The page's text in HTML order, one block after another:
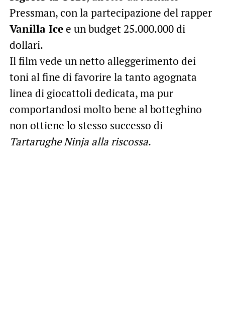
Pressman, con la partecipazione del rapper
Vanilla Icee un budget 25.000.000 di
dollari.
Il film vede un netto alleggerimento dei
toni al fine di favorire la tanto agognata
linea di giocattoli dedicata, ma pur
comportandosi molto bene al botteghino
non ottiene lo stesso successo di
Tartarughe Ninja alla riscossa.